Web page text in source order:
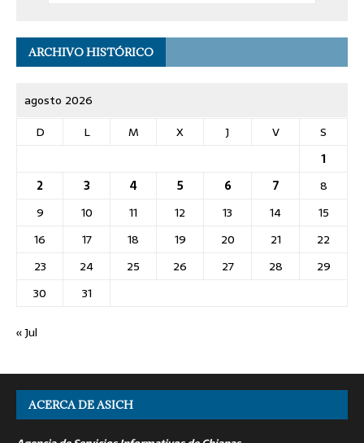
ARCHIVO HISTÓRICO
agosto 2026
D
L M X J V
S
1
2
3 4 5 6 7
8
9
10 11 12 13 14
15
16
17 18 19 20 21
22
23
24 25 26 27 28
29
30
31
« Jul
ACERCA DE ASICH